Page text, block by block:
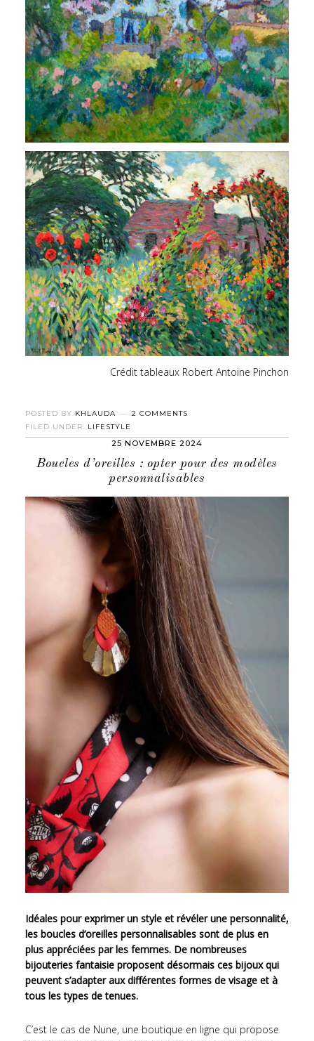
Crédit tableaux Robert Antoine Pinchon
POSTED BY KHLAUDA
2 COMMENTS
FILED UNDER: LIFESTYLE
25 NOVEMBRE 2024
Boucles d’oreilles : opter pour des modèles
personnalisables
Idéales pour exprimer un style et révéler une personnalité,
les boucles d’oreilles personnalisables sont de plus en
plus appréciées par les femmes. De nombreuses
bijouteries fantaisie proposent désormais ces bijoux qui
peuvent s’adapter aux différentes formes de visage et à
tous les types de tenues.
C’est le cas de Nune, une boutique en ligne qui propose